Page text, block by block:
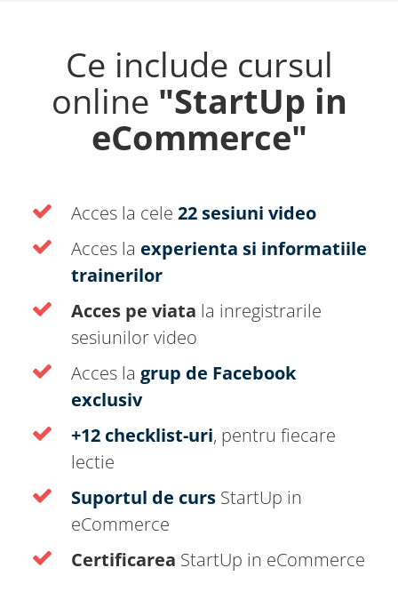
Ce include cursul
online "StartUp in
eCommerce"
Acces la cele 22 sesiuni video
Acces la experienta si informatiile
trainerilor
Acces pe viata la inregistrarile
sesiunilor video
Acces la grup de Facebook
exclusiv
+12 checklist-uri, pentru fiecare
lectie
Suportul de curs StartUp in
eCommerce
Certificarea StartUp in eCommerce